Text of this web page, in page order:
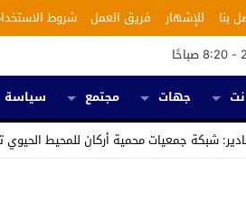
بنا للإشهار فريق العمل
شروط
جهات مجتمع سياسة
شبكة جمعيات محمية أركان للمحيط